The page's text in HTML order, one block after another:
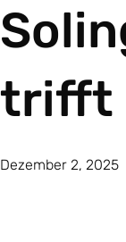
trifft
Dezember 2, 2025